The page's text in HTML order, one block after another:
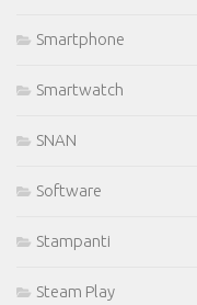
Smartphone
Smartwatch
SNAN
Software
Stampanti
Steam Play